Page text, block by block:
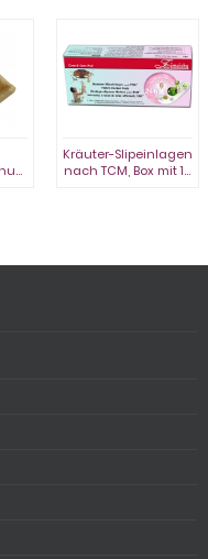
Kräuter-Slipeinlagen
nach TCM, Box mit 10